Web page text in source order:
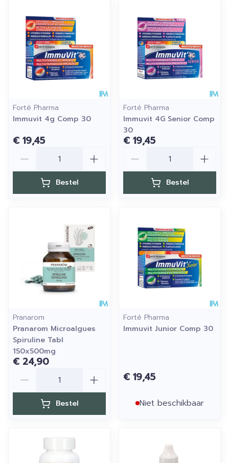
Forté Pharma
Immuvit 4g Comp 30
€ 19,45
Bestel
Forté Pharma
Immuvit 4G Senior Comp
30
€ 19,45
Bestel
Pranarom
Pranarom Microalgues
Spiruline Tabl
150x500mg
€ 24,90
Bestel
Forté Pharma
Immuvit Junior Comp 30
€ 19,45
Niet beschikbaar